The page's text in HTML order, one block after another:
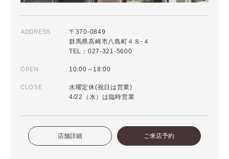
ADDRESS
〒370-0849
群馬県高崎市八島町４８-４
TEL：027-321-5600
OPEN 10:00～18:00
CLOSE
水曜定休(祝日は営業)
4/22（水）は臨時営業
店舗詳細 ご来店予約